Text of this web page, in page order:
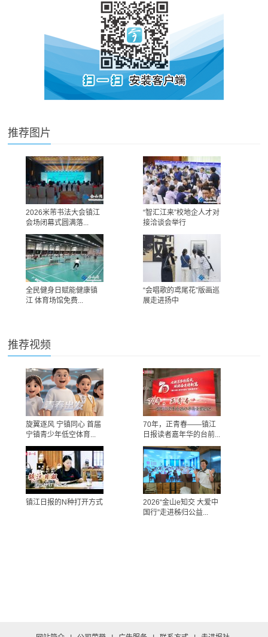
推荐图片
2026米芾书法大会镇江
会场闭幕式圆满落...
“智汇江来”校地企人才对
接洽谈会举行
全民健身日赋能健康镇
江 体育场馆免费...
“会唱歌的鸢尾花”版画巡
展走进扬中
推荐视频
旋翼逐风 宁镇同心 首届
宁镇青少年低空体育...
70年，正青春——镇江
日报读者嘉年华的台前...
镇江日报的N种打开方式
2026“金山e知交 大爱中
国行”走进秭归公益...